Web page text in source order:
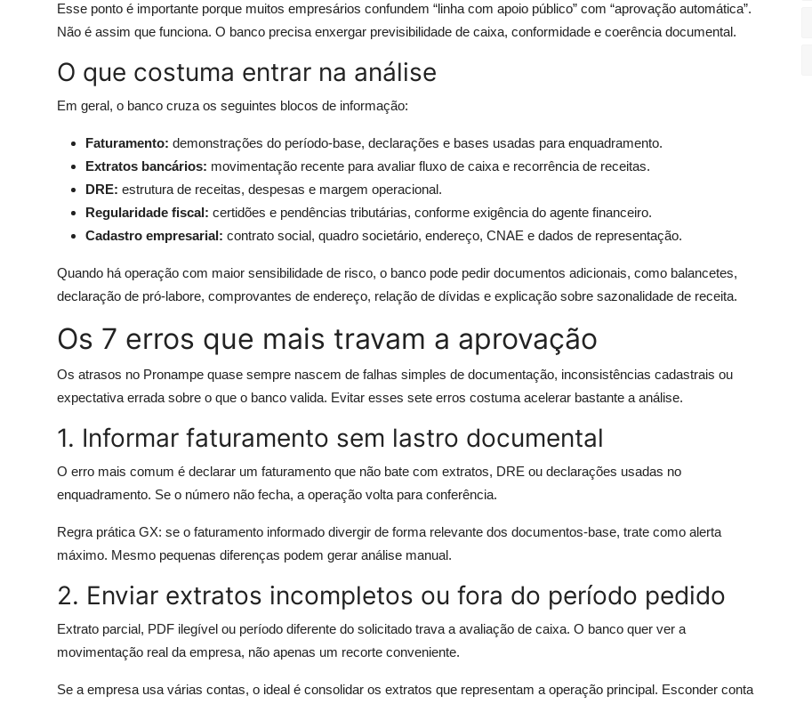
Esse ponto é importante porque muitos empresários confundem “linha com apoio público” com “aprovação automática”.
Não é assim que funciona. O banco precisa enxergar previsibilidade de caixa, conformidade e coerência documental.
O que costuma entrar na análise
Em geral, o banco cruza os seguintes blocos de informação:
Faturamento: demonstrações do período-base, declarações e bases usadas para enquadramento.
Extratos bancários: movimentação recente para avaliar fluxo de caixa e recorrência de receitas.
DRE: estrutura de receitas, despesas e margem operacional.
Regularidade fiscal: certidões e pendências tributárias, conforme exigência do agente financeiro.
Cadastro empresarial: contrato social, quadro societário, endereço, CNAE e dados de representação.
Quando há operação com maior sensibilidade de risco, o banco pode pedir documentos adicionais, como balancetes,
declaração de pró-labore, comprovantes de endereço, relação de dívidas e explicação sobre sazonalidade de receita.
Os 7 erros que mais travam a aprovação
Os atrasos no Pronampe quase sempre nascem de falhas simples de documentação, inconsistências cadastrais ou
expectativa errada sobre o que o banco valida. Evitar esses sete erros costuma acelerar bastante a análise.
1. Informar faturamento sem lastro documental
O erro mais comum é declarar um faturamento que não bate com extratos, DRE ou declarações usadas no
enquadramento. Se o número não fecha, a operação volta para conferência.
Regra prática GX: se o faturamento informado divergir de forma relevante dos documentos-base, trate como alerta
máximo. Mesmo pequenas diferenças podem gerar análise manual.
2. Enviar extratos incompletos ou fora do período pedido
Extrato parcial, PDF ilegível ou período diferente do solicitado trava a avaliação de caixa. O banco quer ver a
movimentação real da empresa, não apenas um recorte conveniente.
Se a empresa usa várias contas, o ideal é consolidar os extratos que representam a operação principal. Esconder conta